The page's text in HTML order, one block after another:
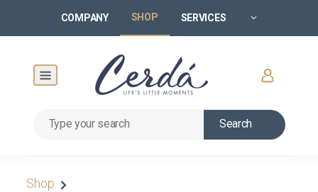
COMPANY SHOP SERVICES
Search
Shop